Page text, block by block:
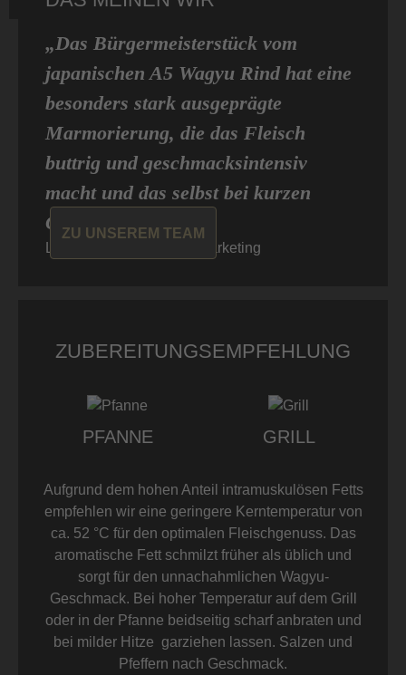
ZU UNSEREM TEAM
„Das Bürgermeisterstück vom
japanischen A5 Wagyu Rind hat eine
besonders stark ausgeprägte
Marmorierung, die das Fleisch
buttrig und geschmacksintensiv
macht und das selbst bei kurzen
Garzeiten. “
Louisa von Don Carne, Marketing
ZUBEREITUNGSEMPFEHLUNG
PFANNE GRILL
Aufgrund dem hohen Anteil intramuskulösen Fetts
empfehlen wir eine geringere Kerntemperatur von
ca. 52 °C für den optimalen Fleischgenuss. Das
aromatische Fett schmilzt früher als üblich und
sorgt für den unnachahmlichen Wagyu-
Geschmack. Bei hoher Temperatur auf dem Grill
oder in der Pfanne beidseitig scharf anbraten und
bei milder Hitze garziehen lassen. Salzen und
Pfeffern nach Geschmack.